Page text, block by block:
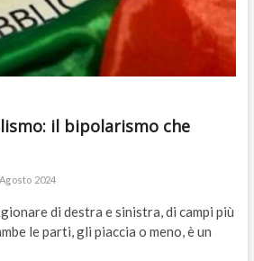
il bipolarismo che
2024
di destra e sinistra, di campi più
le parti, gli piaccia o meno, è un